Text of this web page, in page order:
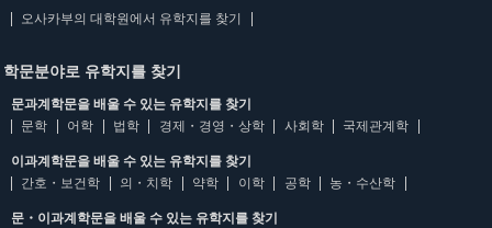
오사카부의 대학원에서 유학지를 찾기
학문분야로 유학지를 찾기
문과계학문을 배울 수 있는 유학지를 찾기
문학
어학 법학 경제・경영・상학 사회학 국제관계학
이과계학문을 배울 수 있는 유학지를 찾기
간호・보건학
의・치학 약학 이학 공학 농・수산학
문・이과계학문을 배울 수 있는 유학지를 찾기